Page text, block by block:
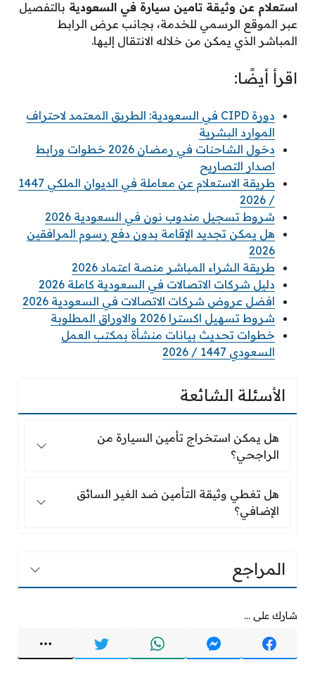
استعلام عن وثيقة تامين سيارة في السعودية بالتفصيل
عبر الموقع الرسمي للخدمة، بجانب عرض الرابط
المباشر الذي يمكن من خلاله الانتقال إليها.
اقرأ أيضًا:
دورة CIPD في السعودية: الطريق المعتمد لاحتراف
الموارد البشرية
دخول الشاحنات في رمضان 2026 خطوات ورابط
اصدار التصاريح
طريقة الاستعلام عن معاملة في الديوان الملكي 1447
/ 2026
شروط تسجيل مندوب نون في السعودية 2026
هل يمكن تجديد الإقامة بدون دفع رسوم المرافقين
2026
طريقة الشراء المباشر منصة اعتماد 2026
دليل شركات الاتصالات في السعودية كاملة 2026
افضل عروض شركات الاتصالات في السعودية 2026
شروط تسهيل اكسترا 2026 والاوراق المطلوبة
خطوات تحديث بيانات منشأة بمكتب العمل
السعودي 1447 / 2026
الأسئلة الشائعة
هل يمكن استخراج تأمين السيارة من الراجحي؟
هل يمكن استخراج تأمين السيارة من
الراجحي؟
هل تغطي وثيقة التأمين ضد الغير السائق
هل تغطي وثيقة التأمين ضد الغير السائق
الإضافي؟
المراجع
شارك على ...